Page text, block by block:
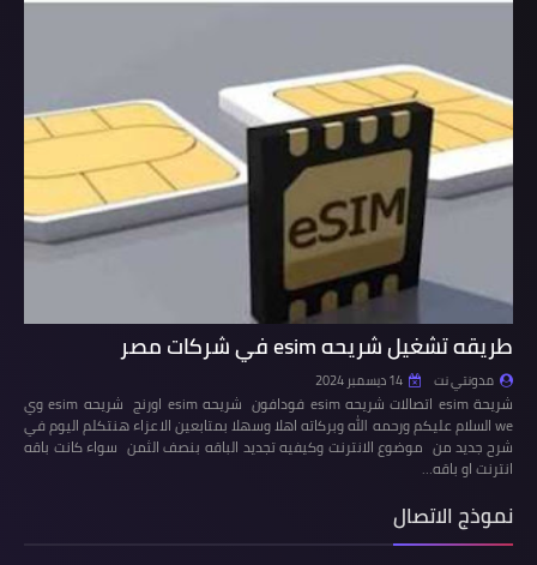
طريقه تشغيل شريحه esim في شركات مصر
مدونتي نت 14 ديسمبر 2024
شريحة esim اتصالات شريحه esim فودافون شريحه esim اورنج شريحه esim وي
we السلام عليكم ورحمه الله وبركاته اهلا وسهلا بمتابعين الاعزاء هنتكلم اليوم في
شرح جديد من موضوع الانترنت وكيفيه تجديد الباقه بنصف الثمن سواء كانت باقه
انترنت او باقه…
نموذج الاتصال